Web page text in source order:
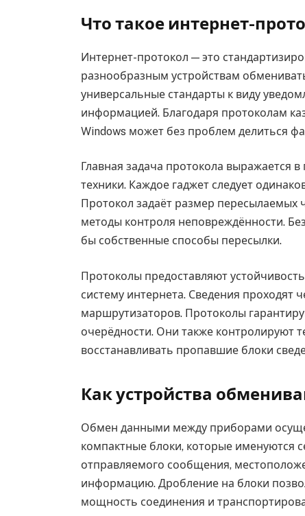
Что такое интернет-
Интернет-протокол — это
разнообразным устройствам
универсальные стандарты к виду
информацией. Благодаря протоколам
Windows может без проблем делиться
Главная задача протокола выражается
техники. Каждое гаджет следует
Протокол задаёт размер
методы контроля неповреждённости.
бы собственные способы пересылки.
Протоколы предоставляют
систему интернета. Сведения проходят
маршрутизаторов. Протоколы
очерёдности. Они также контролируют
восстанавливать пропавшие блоки
Как устройства
Обмен данными между приборами
компактные блоки, которые именуются
отправляемого сообщения,
информацию. Дробление на блоки
мощность соединения и